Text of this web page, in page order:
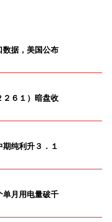
数据，美国公布
２６１）暗盘收
纯利升３．１
单月用电量破千